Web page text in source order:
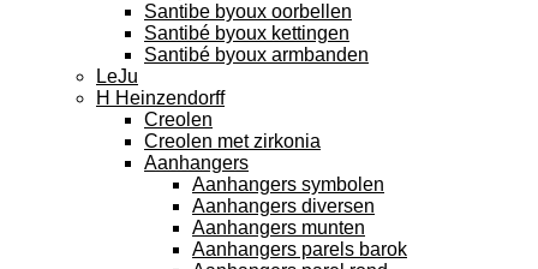
Santibe byoux oorbellen
Santibé byoux kettingen
Santibé byoux armbanden
LeJu
H Heinzendorff
Creolen
Creolen met zirkonia
Aanhangers
Aanhangers symbolen
Aanhangers diversen
Aanhangers munten
Aanhangers parels barok